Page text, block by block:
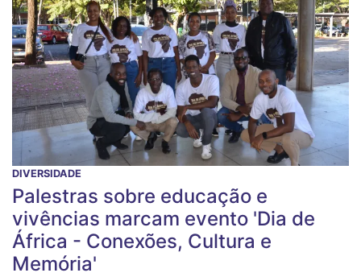
DIVERSIDADE
Palestras sobre educação e
vivências marcam evento 'Dia de
África - Conexões, Cultura e
Memória'